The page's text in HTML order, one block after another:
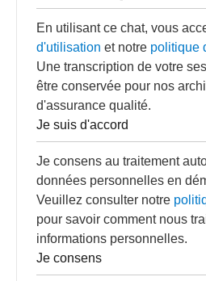
En utilisant ce chat, vous
d'utilisation et notre politique
Une transcription de votre
être conservée pour nos
d'assurance qualité.
Je suis d'accord
Je consens au traitement
données personnelles en
Veuillez consulter notre
pour savoir comment nous
informations personnelles.
Je consens